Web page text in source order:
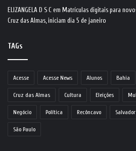
ELIZANGELA D S C em Matrículas digitais para
Cruz das Almas, iniciam dia 5 de janeiro
TAGs
Acesse Acesse News Alunos Bahia
Cruz das Almas Cultura Eleições
Negócio Política Recôncavo Salvador
São Paulo